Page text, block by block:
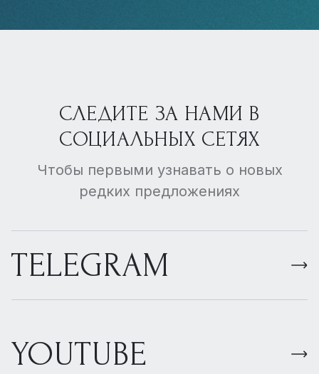
СЛЕДИТЕ ЗА НАМИ В
СОЦИАЛЬНЫХ СЕТЯХ
Чтобы первыми узнавать о новых
редких предложениях
TELEGRAM
YOUTUBE